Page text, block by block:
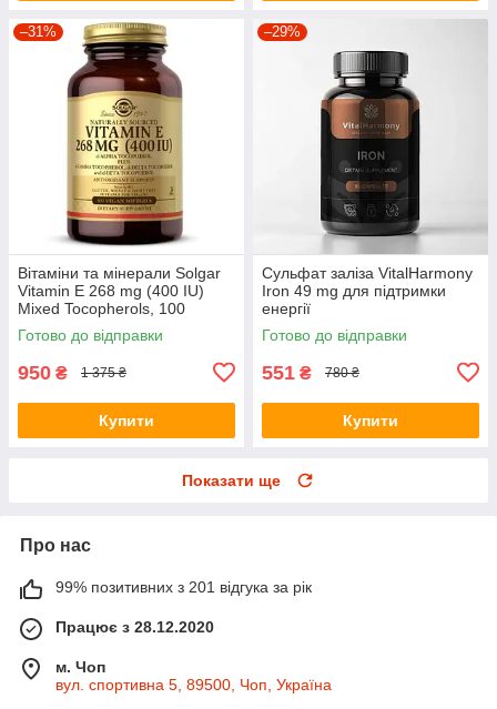
–31%
Вітаміни та мінерали Solgar
Vitamin E 268 mg (400 IU)
Mixed Tocopherols, 100
вегакапсул
Готово до відправки
950 ₴ 1 375 ₴
Купити
–29%
Сульфат заліза VitalHarmony
Iron 49 mg для підтримки
енергії
Готово до відправки
551 ₴ 780 ₴
Купити
Показати ще
Про нас
99% позитивних з 201 відгука за рік
Працює з 28.12.2020
м. Чоп
вул. спортивна 5, 89500, Чоп, Україна